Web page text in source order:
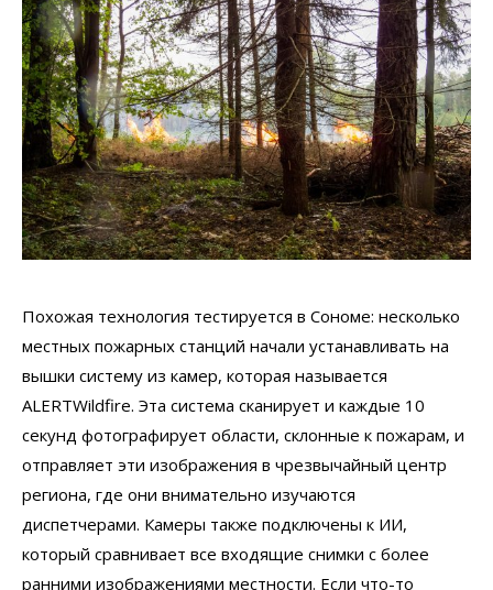
Похожая технология тестируется в Сономе: несколько
местных пожарных станций начали устанавливать на
вышки систему из камер, которая называется
ALERTWildfire. Эта система сканирует и каждые 10
секунд фотографирует области, склонные к пожарам, и
отправляет эти изображения в чрезвычайный центр
региона, где они внимательно изучаются
диспетчерами. Камеры также подключены к ИИ,
который сравнивает все входящие снимки с более
ранними изображениями местности. Если что-то